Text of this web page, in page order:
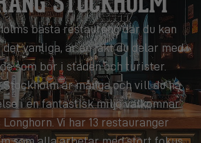
bästa restaurang där du kan
vanliga, är en jakt du delar med
som bor i staden och turister.
är många och vill du ha
i en fantastisk miljö välkomnar
Vi har 13 restauranger